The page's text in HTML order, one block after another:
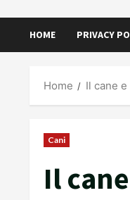
HOME PRIVACY
Home Il cane
Cani
Il